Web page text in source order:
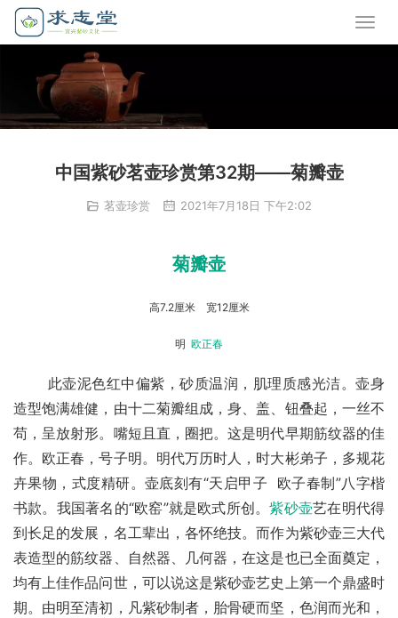
中国紫砂茗壶珍赏第32期——菊瓣壶
茗壶珍赏 2021年7月18日 下午2:02
菊瓣壶
高7.2厘米    宽12厘米
明 欧正春
造型饱满雄健，由十二菊瓣组成，身、盖、钮叠起，一丝不
苟，呈放射形。嘴短且直，圈把。这是明代早期筋纹器的佳
作。欧正春，号子明。明代万历时人，时大彬弟子，多规花
卉果物，式度精研。壶底刻有“天启甲子  欧子春制”八字楷
书款。我国著名的“欧窑”就是欧式所创。紫砂壶艺在明代得
到长足的发展，名工辈出，各怀绝技。而作为紫砂壶三大代
表造型的筋纹器、自然器、几何器，在这是也已全面奠定，
均有上佳作品问世，可以说这是紫砂壶艺史上第一个鼎盛时
期。由明至清初，凡紫砂制者，胎骨硬而坚，色润而光和，